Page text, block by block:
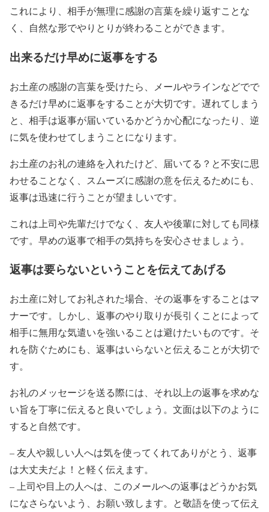
これにより、相手が無理に感謝の言葉を繰り返すことな
く、自然な形でやりとりが終わることができます。
出来るだけ早めに返事をする
お土産の感謝の言葉を受けたら、メールやラインなどでで
きるだけ早めに返事をすることが大切です。遅れてしまう
と、相手は返事が届いているかどうか心配になったり、逆
に気を使わせてしまうことになります。
お土産のお礼の連絡を入れたけど、届いてる？と不安に思
わせることなく、スムーズに感謝の意を伝えるためにも、
返事は迅速に行うことが望ましいです。
これは上司や先輩だけでなく、友人や後輩に対しても同様
です。早めの返事で相手の気持ちを安心させましょう。
返事は要らないということを伝えてあげる
お土産に対してお礼された場合、その返事をすることはマ
ナーです。しかし、返事のやり取りが長引くことによって
相手に無用な気遣いを強いることは避けたいものです。そ
れを防ぐためにも、返事はいらないと伝えることが大切で
す。
お礼のメッセージを送る際には、それ以上の返事を求めな
い旨を丁寧に伝えると良いでしょう。文面は以下のように
すると自然です。
– 友人や親しい人へは気を使ってくれてありがとう、返事
は大丈夫だよ！と軽く伝えます。
– 上司や目上の人へは、このメールへの返事はどうかお気
になさらないよう、お願い致します。と敬語を使って伝え